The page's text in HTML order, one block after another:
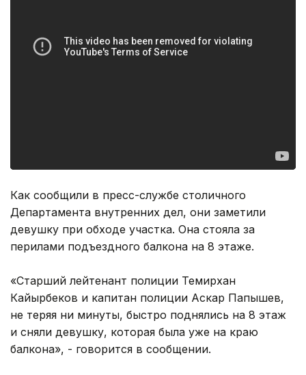
Как сообщили в пресс-службе столичного
Департамента внутренних дел, они заметили
девушку при обходе участка. Она стояла за
перилами подъездного балкона на 8 этаже.
«Старший лейтенант полиции Темирхан
Кайырбеков и капитан полиции Аскар Папышев,
не теряя ни минуты, быстро поднялись на 8 этаж
и сняли девушку, которая была уже на краю
балкона», - говорится в сообщении.